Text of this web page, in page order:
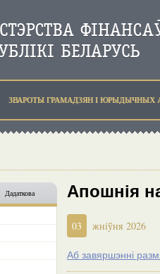
ЗВАРОТЫ ГРАМАДЗЯН I ЮРЫДЫЧНЫХ
Дадаткова Апошнія
03 жніўня 2026
Аб завяршэнні